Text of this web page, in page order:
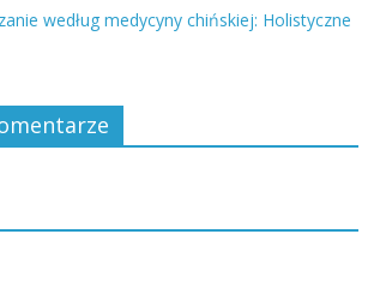
według medycyny chińskiej: Holistyczne